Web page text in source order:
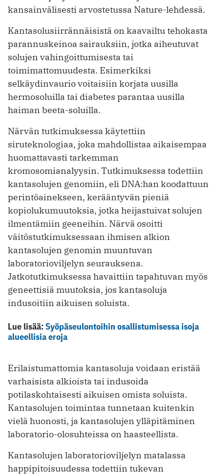
kansainvälisesti arvostetussa Nature-lehdessä.
Kantasolusiirrännäisistä on kaavailtu tehokasta
parannuskeinoa sairauksiin, jotka aiheutuvat
solujen vahingoittumisesta tai
toimimattomuudesta. Esimerkiksi
selkäydinvaurio voitaisiin korjata uusilla
hermosoluilla tai diabetes parantaa uusilla
haiman beeta-soluilla.
Närvän tutkimuksessa käytettiin
siruteknologiaa, joka mahdollistaa aikaisempaa
huomattavasti tarkemman
kromosomianalyysin. Tutkimuksessa todettiin
kantasolujen genomiin, eli DNA:han koodattuun
perintöainekseen, kerääntyvän pieniä
kopiolukumuutoksia, jotka heijastuivat solujen
ilmentämiin geeneihin. Närvä osoitti
väitöstutkimuksessaan ihmisen alkion
kantasolujen genomin muuntuvan
laboratorioviljelyn seurauksena.
Jatkotutkimuksessa havaittiin tapahtuvan myös
geneettisiä muutoksia, jos kantasoluja
indusoitiin aikuisen soluista.
Lue lisää:Syöpäseulontoihin osallistumisessa isoja
alueellisia eroja
Erilaistumattomia kantasoluja voidaan eristää
varhaisista alkioista tai indusoida
potilaskohtaisesti aikuisen omista soluista.
Kantasolujen toimintaa tunnetaan kuitenkin
vielä huonosti, ja kantasolujen ylläpitäminen
laboratorio-olosuhteissa on haasteellista.
Kantasolujen laboratorioviljelyn matalassa
happipitoisuudessa todettiin tukevan